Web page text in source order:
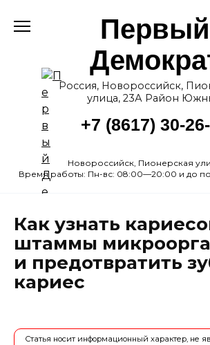
Первый
Россия, Новороссийск,
улица, 23А Район
+7 (8617) 30-
Новороссийск, Пионерская
Время работы: Пн-вс: 08:00—20:00 и до
Как узнать
штаммы
и предотвратить
кариес
Статья носит информационный характер, не